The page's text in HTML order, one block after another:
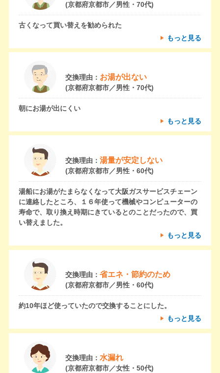
(京都府京都市／男性・70代)
古くなって買い替えを勧められた
もっと見る
交換理由： お湯が出ない
(京都府京都市／男性・70代)
朝にお湯が出にくい
もっと見る
交換理由： 湯量が安定しない
(京都府京都市／男性・60代)
湯船にお湯がたまらなくなって大阪ガスサービスチェーン
に連絡したところ、１６年使って機械やコンピューターの
寿命で、取り換え時期にきているとのことだったので、買
い替えました。
もっと見る
交換理由： 省エネ・節約のため
(京都府京都市／男性・60代)
約10年ほど使っていたので交換することにした。
もっと見る
交換理由： 水漏れ
(京都府京都市／女性・50代)